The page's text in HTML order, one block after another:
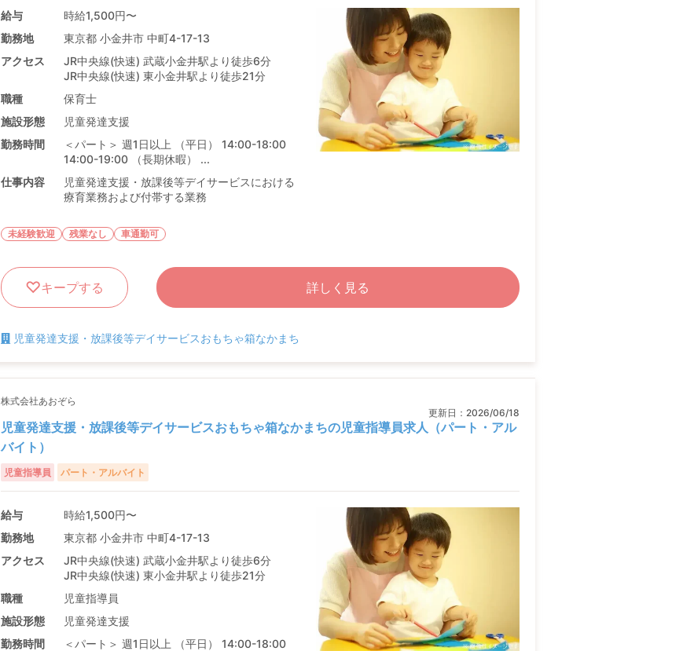
給与
時給1,500円〜
勤務地
東京都 小金井市 中町4-17-13
アクセス
JR中央線(快速) 武蔵小金井駅より徒歩6分
JR中央線(快速) 東小金井駅より徒歩21分
職種
保育士
施設形態
児童発達支援
勤務時間
＜パート＞ 週1日以上 （平日） 14:00-18:00
14:00-19:00 （長期休暇） ...
仕事内容
児童発達支援・放課後等デイサービスにおける
療育業務および付帯する業務
未経験歓迎 残業なし 車通勤可
キープする 詳しく見る
児童発達支援・放課後等デイサービスおもちゃ箱なかまち
株式会社あおぞら
更新日： 2026/06/18
児童発達支援・放課後等デイサービスおもちゃ箱なかまちの児童指導員求人（パート・アル
バイト）
児童指導員 パート・アルバイト
給与
時給1,500円〜
勤務地
東京都 小金井市 中町4-17-13
アクセス
JR中央線(快速) 武蔵小金井駅より徒歩6分
JR中央線(快速) 東小金井駅より徒歩21分
職種
児童指導員
施設形態
児童発達支援
勤務時間
＜パート＞ 週1日以上 （平日） 14:00-18:00